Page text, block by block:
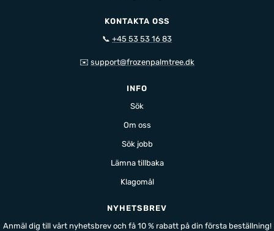
KONTAKTA OSS
📞 +45 53 53 16 83
✉️ support@frozenpalmtree.dk
INFO
Sök
Om oss
Sök jobb
Lämna tillbaka
Klagomål
NYHETSBREV
Anmäl dig till vårt nyhetsbrev och få 10 % rabatt på din första beställning!